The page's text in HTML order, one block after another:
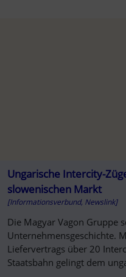
Ungarische Intercity-
slowenischen Markt
[Informationsverbund, Newslink]
Die Magyar Vagon Gruppe
Unternehmensgeschichte.
Liefervertrags über 20
Staatsbahn gelingt dem